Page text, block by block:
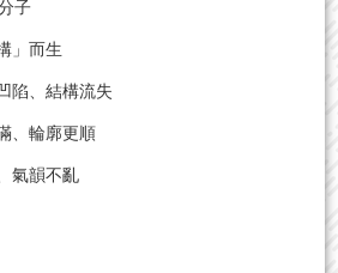
子
」而生
陷、結構流失
、輪廓更順
氣韻不亂